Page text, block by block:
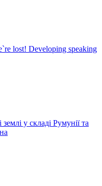
lost! Developing speaking
у складі Румунії та